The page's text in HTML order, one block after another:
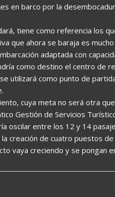
en barco por la
tiene como referencia los
que ahora se baraja es
adaptada con
como destino el centro de
utilizará como punto de
cuya meta no será otra
Gestión de Servicios
oscilar entre los 12 y 14
creación de cuatro puestos
vaya creciendo y se pongan